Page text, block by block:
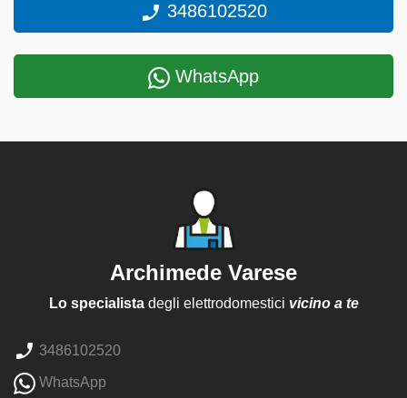
3486102520
WhatsApp
Archimede Varese
Lo specialistadegli elettrodomestici vicino a te
3486102520
WhatsApp